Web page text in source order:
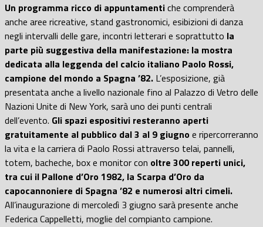
Un programma ricco di appuntamentiche comprenderà
anche aree ricreative, stand gastronomici, esibizioni di danza
negli intervalli delle gare, incontri letterari e soprattutto la
parte più suggestiva della manifestazione: la mostra
dedicata alla leggenda del calcio italiano Paolo Rossi,
campione del mondo a Spagna ’82. L’esposizione, già
presentata anche a livello nazionale fino al Palazzo di Vetro delle
Nazioni Unite di New York, sarà uno dei punti centrali
dell’evento. Gli spazi espositivi resteranno aperti
gratuitamente al pubblico dal 3 al 9 giugnoe ripercorreranno
la vita e la carriera di Paolo Rossi attraverso telai, pannelli,
totem, bacheche, box e monitor con oltre 300 reperti unici,
tra cui il Pallone d’Oro 1982, la Scarpa d’Oro da
capocannoniere di Spagna ’82 e numerosi altri cimeli.
All’inaugurazione di mercoledì 3 giugno sarà presente anche
Federica Cappelletti, moglie del compianto campione.